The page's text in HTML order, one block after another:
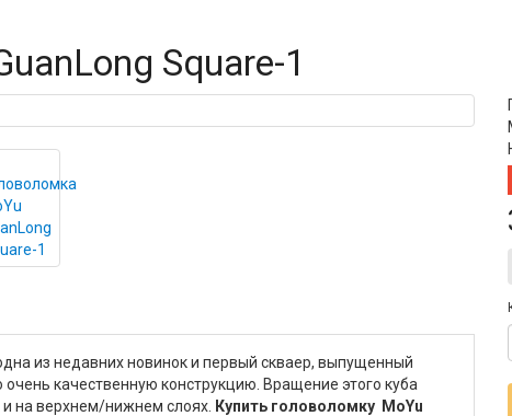
Square-1
из недавних новинок и первый скваер, выпущенный
качественную конструкцию. Вращение этого куба
и на верхнем/нижнем слоях. Купить головоломку MoYu